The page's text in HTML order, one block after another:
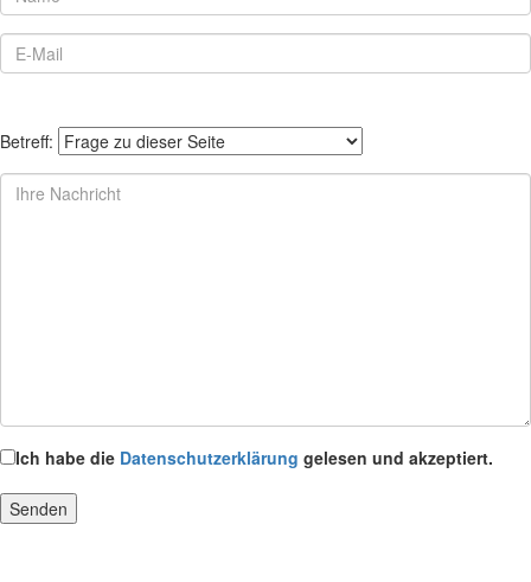
Betreff:
Ich habe die Datenschutzerklärung gelesen und akzeptiert.